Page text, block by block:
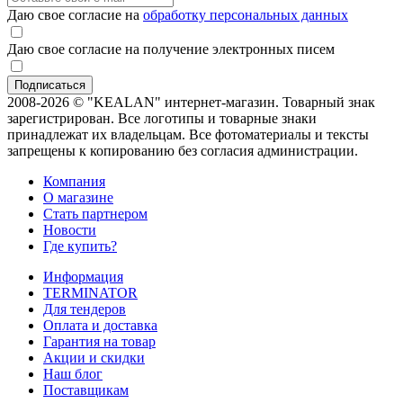
Даю свое согласие на обработку персональных данных
Даю свое согласие на получение электронных писем
2008-2026 © "KEALAN" интернет-магазин. Товарный знак
зарегистрирован. Все логотипы и товарные знаки
принадлежат их владельцам. Все фотоматериалы и тексты
запрещены к копированию без согласия администрации.
Компания
О магазине
Стать партнером
Новости
Где купить?
Информация
TERMINATOR
Для тендеров
Оплата и доставка
Гарантия на товар
Акции и скидки
Наш блог
Поставщикам